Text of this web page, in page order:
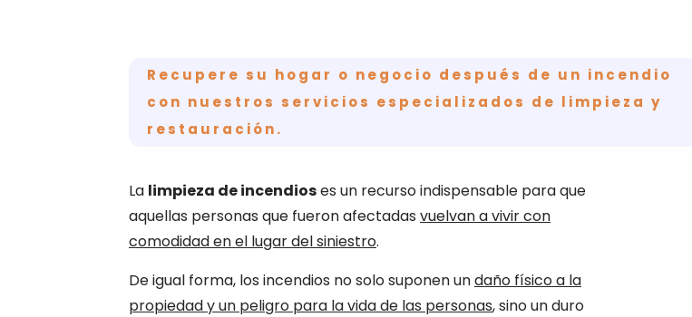
Recupere su hogar o negocio después de un incendio
con nuestros servicios especializados de limpieza y
restauración.
La limpieza de incendioses un recurso indispensable para que
aquellas personas que fueron afectadas vuelvan a vivir con
comodidad en el lugar del siniestro.
De igual forma, los incendios no solo suponen undaño físico a la
propiedad y un peligro para la vida de las personas, sino un duro